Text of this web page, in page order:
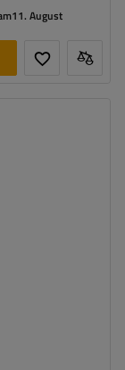
11. August